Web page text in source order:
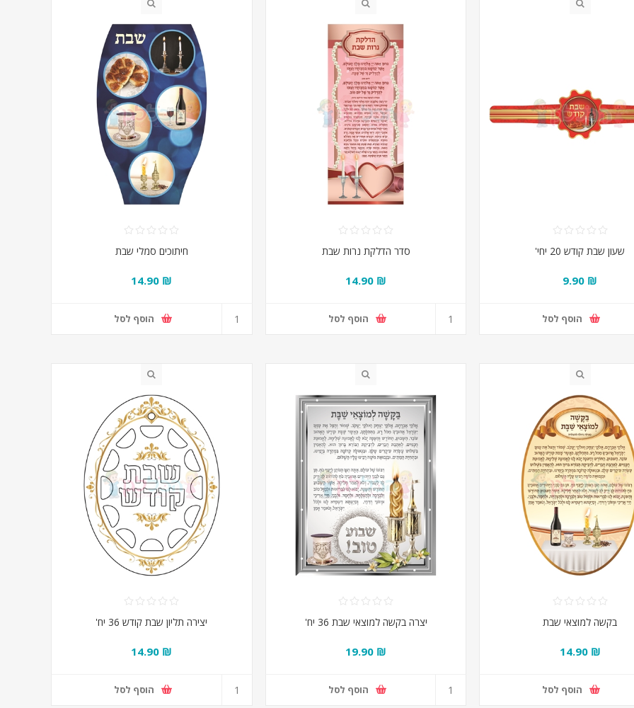
שעון שבת קודש 20 יחי'
₪ 9.90
הוסף לסל
סדר הדלקת נרות שבת
₪ 14.90
הוסף לסל
חיתוכים סמלי שבת
₪ 14.90
הוסף לסל
בקשה למוצאי שבת
₪ 14.90
הוסף לסל
יצרה בקשה למוצאי שבת 36 יח'
₪ 19.90
הוסף לסל
יצירה תליון שבת קודש 36 יח'
₪ 14.90
הוסף לסל